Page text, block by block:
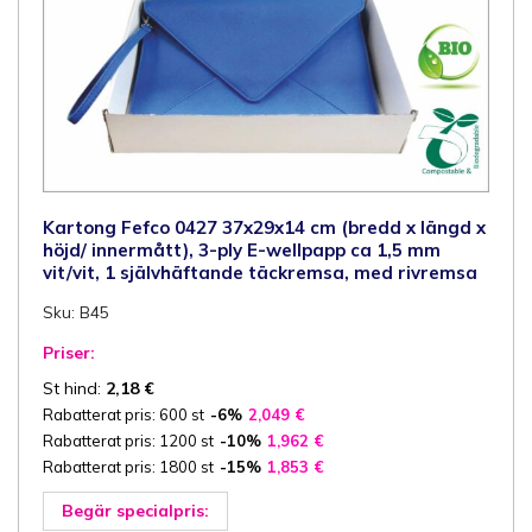
Kartong Fefco 0427 37x29x14 cm (bredd x längd x
höjd/ innermått), 3-ply E-wellpapp ca 1,5 mm
vit/vit, 1 självhäftande täckremsa, med rivremsa
Sku: B45
Priser:
St hind: 2,18 €
Rabatterat pris: 600 st -6% 2,049 €
Rabatterat pris: 1200 st -10% 1,962 €
Rabatterat pris: 1800 st -15% 1,853 €
Begär specialpris: